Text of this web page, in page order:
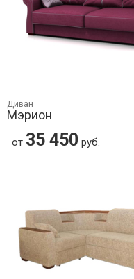
Диван
Мэрион
от 35 450 руб.